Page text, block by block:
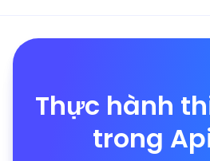
Thực hành
trong